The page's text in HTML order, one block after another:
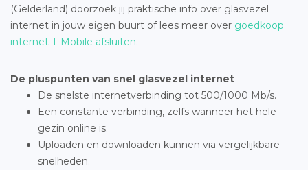
(Gelderland) doorzoek jij praktische info over glasvezel
internet in jouw eigen buurt of lees meer over goedkoop
internet T-Mobile afsluiten.
De pluspunten van snel glasvezel internet
De snelste internetverbinding tot 500/1000 Mb/s.
Een constante verbinding, zelfs wanneer het hele
gezin online is.
Uploaden en downloaden kunnen via vergelijkbare
snelheden.